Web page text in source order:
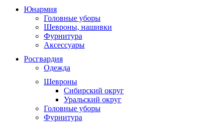
Юнармия
Головные уборы
Шевроны, нашивки
Фурнитура
Аксессуары
Росгвардия
Одежда
Шевроны
Сибирский округ
Уральский округ
Головные уборы
Фурнитура